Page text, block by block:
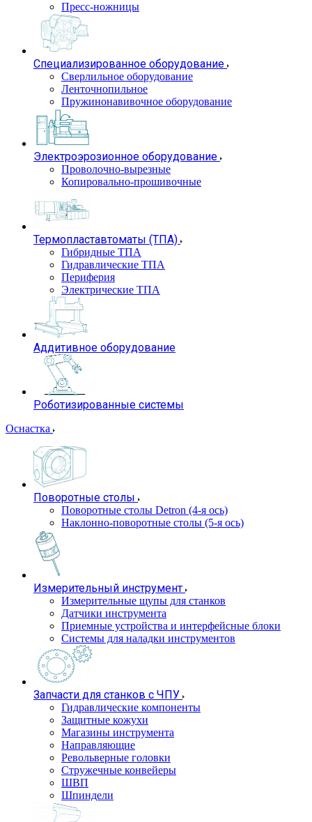
Пресс-ножницы
Специализированное оборудование
Сверлильное оборудование
Ленточнопильное
Пружинонавивочное оборудование
Электроэрозионное оборудование
Проволочно-вырезные
Копировально-прошивочные
Термопластавтоматы (ТПА)
Гибридные ТПА
Гидравлические ТПА
Периферия
Электрические ТПА
Аддитивное оборудование
Роботизированные системы
Оснастка
Поворотные столы
Поворотные столы Detron (4-я ось)
Наклонно-поворотные столы (5-я ось)
Измерительный инструмент
Измерительные щупы для станков
Датчики инструмента
Приемные устройства и интерфейсные блоки
Системы для наладки инструментов
Запчасти для станков с ЧПУ
Гидравлические компоненты
Защитные кожухи
Магазины инструмента
Направляющие
Револьверные головки
Стружечные конвейеры
ШВП
Шпиндели